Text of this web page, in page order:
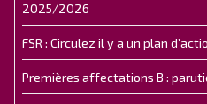
2025/2026
FSR : Circulez il y a un plan
Premières affectations B :